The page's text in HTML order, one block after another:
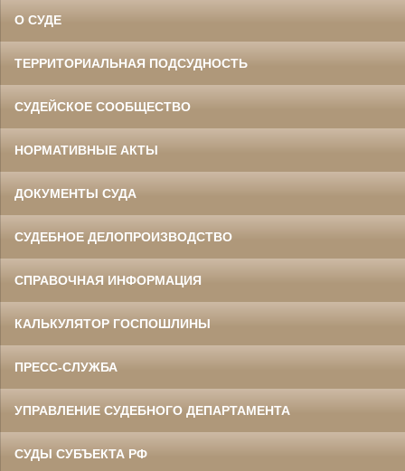
О СУДЕ
ТЕРРИТОРИАЛЬНАЯ ПОДСУДНОСТЬ
СУДЕЙСКОЕ СООБЩЕСТВО
НОРМАТИВНЫЕ АКТЫ
ДОКУМЕНТЫ СУДА
СУДЕБНОЕ ДЕЛОПРОИЗВОДСТВО
СПРАВОЧНАЯ ИНФОРМАЦИЯ
КАЛЬКУЛЯТОР ГОСПОШЛИНЫ
ПРЕСС-СЛУЖБА
УПРАВЛЕНИЕ СУДЕБНОГО ДЕПАРТАМЕНТА
СУДЫ СУБЪЕКТА РФ